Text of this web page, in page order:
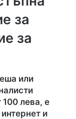
за
за
или
100 лева, е
и